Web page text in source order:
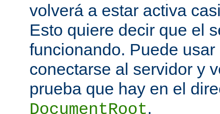
volverá a estar activa
Esto quiere decir que el
funcionando. Puede
conectarse al servidor y
prueba que hay en el
DocumentRoot.